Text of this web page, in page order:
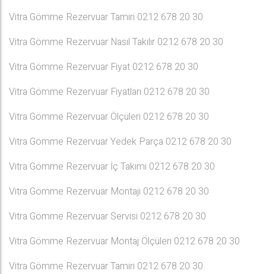
Vitra Gömme Rezervuar Tamiri 0212 678 20 30
Vitra Gömme Rezervuar Nasıl Takılır 0212 678 20 30
Vitra Gömme Rezervuar Fiyat 0212 678 20 30
Vitra Gömme Rezervuar Fiyatları 0212 678 20 30
Vitra Gömme Rezervuar Ölçüleri 0212 678 20 30
Vitra Gömme Rezervuar Yedek Parça 0212 678 20 30
Vitra Gömme Rezervuar İç Takımı 0212 678 20 30
Vitra Gömme Rezervuar Montajı 0212 678 20 30
Vitra Gömme Rezervuar Servisi 0212 678 20 30
Vitra Gömme Rezervuar Montaj Ölçüleri 0212 678 20 30
Vitra Gömme Rezervuar Tamiri 0212 678 20 30